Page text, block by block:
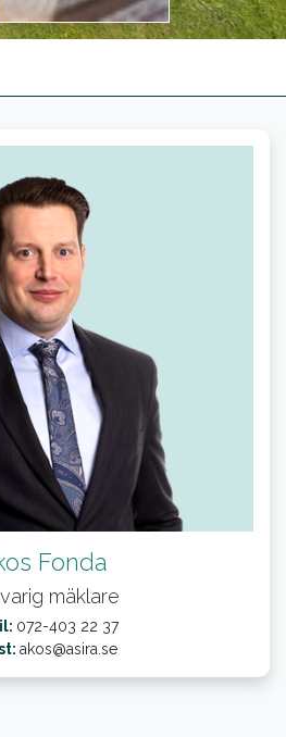
Fonda
mäklare
072-403 22 37
akos@asira.se